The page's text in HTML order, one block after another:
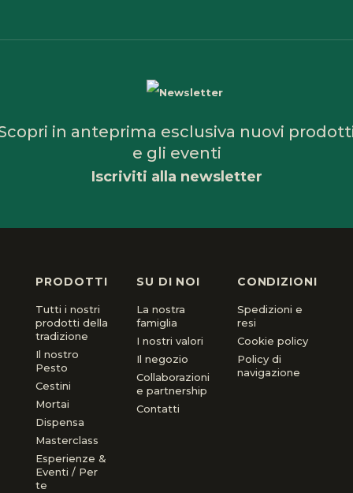
in anteprima esclusiva nuovi
e gli eventi
Iscriviti alla newsletter
PRODOTTI
Tutti i nostri
prodotti della
tradizione
Il nostro
Pesto
Cestini
Mortai
Dispensa
Masterclass
Esperienze &
Eventi / Per
te
SU DI NOI
La nostra
famiglia
I nostri valori
Il negozio
Collaborazioni
e partnership
Contatti
CONDIZIONI
Spedizioni e
resi
Cookie policy
Policy di
navigazione